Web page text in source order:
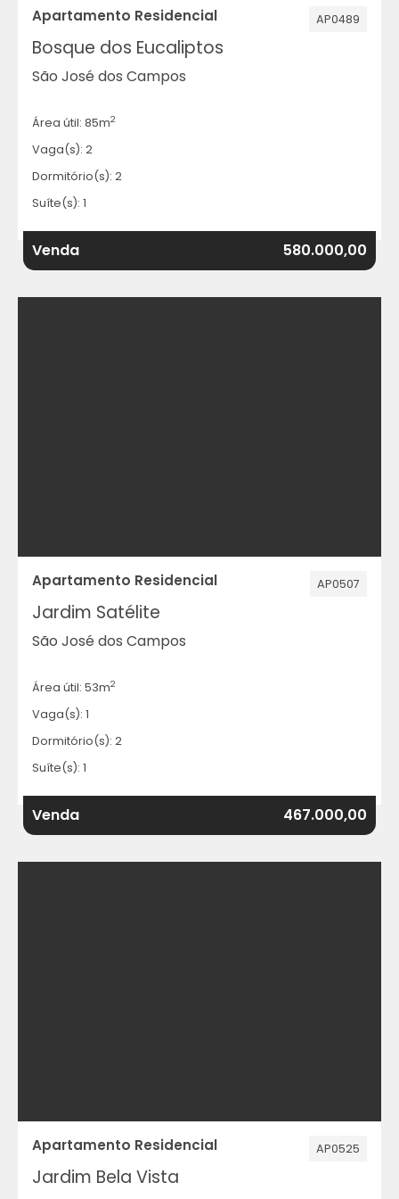
Apartamento Residencial AP0489
Bosque dos Eucaliptos
São José dos Campos
Área útil: 85m2
Vaga(s): 2
Dormitório(s): 2
Suíte(s): 1
Venda 580.000,00
Apartamento Residencial AP0507
Jardim Satélite
São José dos Campos
Área útil: 53m2
Vaga(s): 1
Dormitório(s): 2
Suíte(s): 1
Venda 467.000,00
Apartamento Residencial AP0525
Jardim Bela Vista